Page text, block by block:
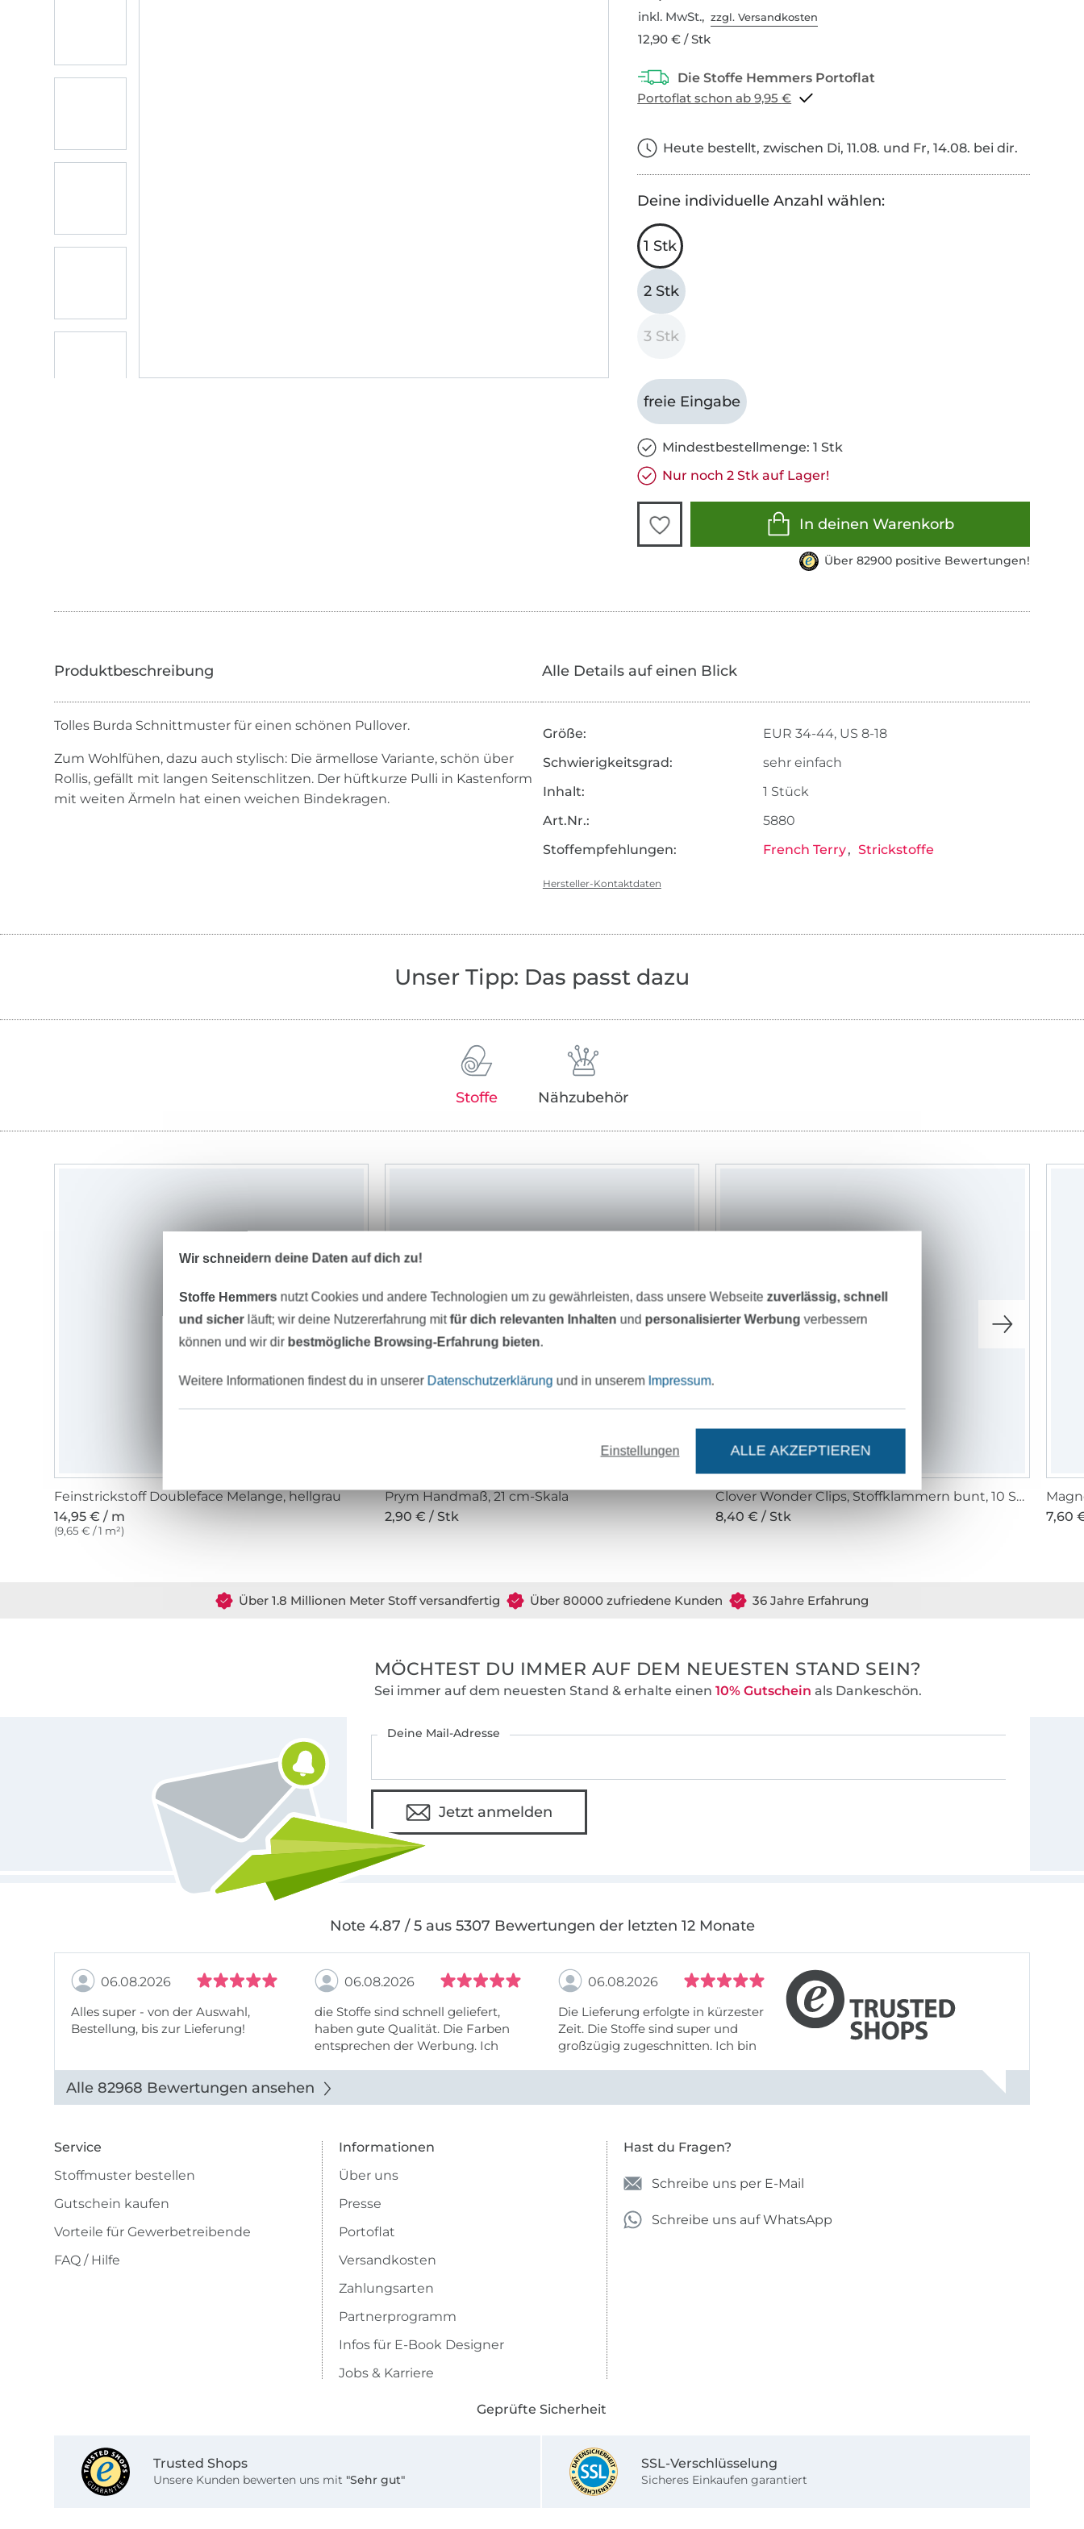
inkl. MwSt.,zzgl. Versandkosten
12,90 € / Stk
Portoflat schon ab 9,95 €
Heute bestellt, zwischen Di, 11.08. und Fr, 14.08. bei dir.
Deine individuelle Anzahl wählen:
1 Stk
2 Stk
3 Stk
freie Eingabe
Mindestbestellmenge: 1 Stk
Nur noch 2 Stk auf Lager!
In deinen Warenkorb
Über 82900 positive Bewertungen!
Tolles Burda Schnittmuster für einen schönen Pullover.
Zum Wohlfühen, dazu auch stylisch: Die ärmellose Variante, schön über
Rollis, gefällt mit langen Seitenschlitzen. Der hüftkurze Pulli in Kastenform
mit weiten Ärmeln hat einen weichen Bindekragen.
Alle Details auf einen Blick
Größe:
EUR 34-44, US 8-18
Schwierigkeitsgrad:
sehr einfach
Inhalt:
1 Stück
Art.Nr.:
5880
Stoffempfehlungen:
French Terry Strickstoffe
Hersteller-Kontaktdaten
Unser Tipp: Das passt dazu
Stoffe Nähzubehör
Feinstrickstoff Doubleface Melange, hellgrau
14,95 € / m
(9,65 € / 1 m²)
Prym Handmaß, 21 cm-Skala
2,90 € / Stk
Clover Wonder Clips, Stoffklammern bunt, 10 Stk.
8,40 € / Stk
7,60
Über 1.8 Millionen Meter Stoff versandfertig Über 80000 zufriedene Kunden 36 Jahre Erfahrung
MÖCHTEST DU IMMER AUF DEM NEUESTEN STAND SEIN?
Sei immer auf dem neuesten Stand & erhalte einen 10% Gutschein als Dankeschön.
Deine Mail-Adresse
Jetzt anmelden
Note 4.87 / 5 aus 5307 Bewertungen der letzten 12 Monate
06.08.2026
Alles super - von der Auswahl,
Bestellung, bis zur Lieferung!
06.08.2026
die Stoffe sind schnell geliefert,
haben gute Qualität. Die Farben
entsprechen der Werbung. Ich
auch die Firma empfehlen.
06.08.2026
Die Lieferung erfolgte in kürzester
Zeit. Die Stoffe sind super und
großzügig zugeschnitten. Ich bin
Alle 82968 Bewertungen ansehen
Service
Stoffmuster bestellen
Gutschein kaufen
Vorteile für Gewerbetreibende
FAQ / Hilfe
Informationen
Über uns
Presse
Portoflat
Versandkosten
Zahlungsarten
Partnerprogramm
Infos für E-Book Designer
Jobs & Karriere
Hast du Fragen?
Schreibe uns per E-Mail
Schreibe uns auf WhatsApp
Geprüfte Sicherheit
Trusted Shops
Unsere Kunden bewerten uns mit "Sehr gut"
SSL-Verschlüsselung
Sicheres Einkaufen garantiert
Wir schneidern deine Daten auf dich zu!
Stoffe Hemmers nutzt Cookies und andere Technologien um zu gewährleisten, dass unsere Webseite zuverlässig, schnell
und sicherläuft; wir deine Nutzererfahrung mitfür dich relevanten Inhalten und personalisierter Werbung verbessern
können und wir dir bestmögliche Browsing-Erfahrung bieten.
Weitere Informationen findest du in unserer Datenschutzerklärung und in unserem Impressum.
Einstellungen ALLE AKZEPTIEREN